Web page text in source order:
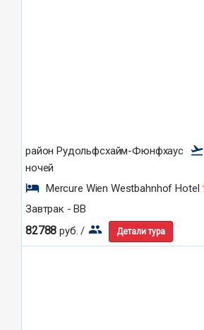
район Рудольфсхайм-Фюнфхаус flight_takeoff
ночей
hotel Mercure Wien Westbahnhof Hotel
Завтрак - BB
82788 руб. / group Детали тура